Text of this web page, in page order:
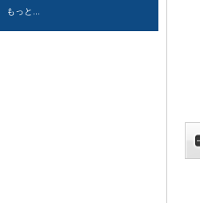
もっと...